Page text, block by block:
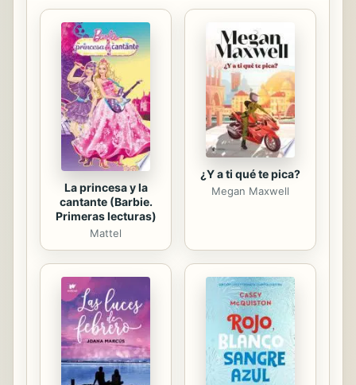
celestiales que no sufren de
limitaciones de tiempo ni de espacio
como ocurre en la Tierra.Los que
residimos en el reino etérico
tenemos que llevar a cabo ciertas
tareas, con frecuencia a favor del
planeta Tierra o de otros sistemas
donde hay vida. Asistimos a...
La princesa y la
cantante (Barbie.
Primeras lecturas)
Mattel
¿Y a ti qué te pica?
Megan Maxwell